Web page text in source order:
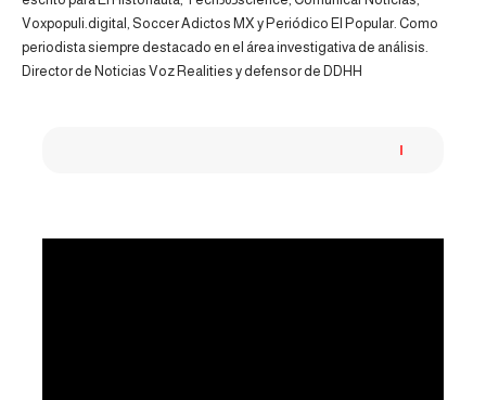
Voxpopuli.digital, Soccer Adictos MX y Periódico El Popular. Como
periodista siempre destacado en el área investigativa de análisis.
Director de Noticias Voz Realities y defensor de DDHH